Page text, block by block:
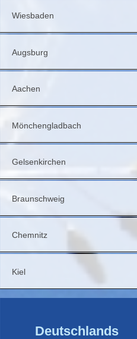
Wiesbaden
Augsburg
Aachen
Mönchengladbach
Gelsenkirchen
Braunschweig
Chemnitz
Kiel
Deutschlands